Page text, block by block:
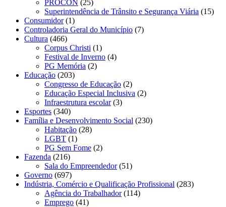
PROCON (25)
Superintendência de Trânsito e Segurança Viária (15)
Consumidor(1)
Controladoria Geral do Município (7)
Cultura (466)
Corpus Christi (1)
Festival de Inverno (4)
PG Memória (2)
Educação (203)
Congresso de Educação (2)
Educação Especial Inclusiva (2)
Infraestrutura escolar(3)
Esportes (340)
Família e Desenvolvimento Social (230)
Habitação (28)
LGBT (1)
PG Sem Fome (2)
Fazenda (216)
Sala do Empreendedor(51)
Governo (697)
Indústria, Comércio e Qualificação Profissional (283)
Agência do Trabalhador(114)
Emprego (41)